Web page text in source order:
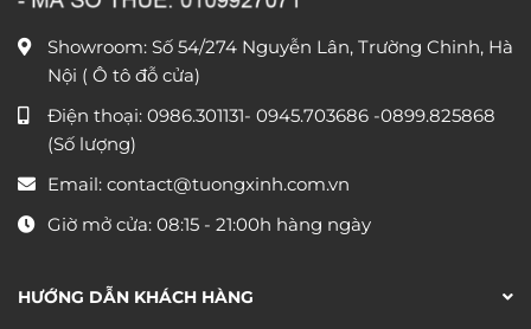
Showroom: Số 54/274 Nguyễn Lân, Trường Chinh, Hà
Nội ( Ô tô đỗ cửa)
Điện thoại: 0986.301131- 0945.703686 -0899.825868
(Số lượng)
Email: contact@tuongxinh.com.vn
Giờ mở cửa: 08:15 - 21:00h hàng ngày
HƯỚNG DẪN KHÁCH HÀNG